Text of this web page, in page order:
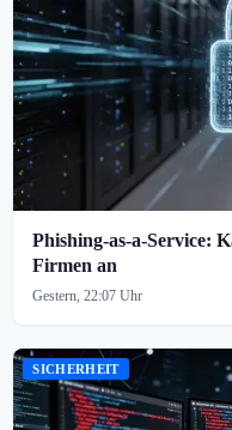
Phishing-as-a-Service:
Firmen an
Gestern, 22:07 Uhr
SICHERHEIT